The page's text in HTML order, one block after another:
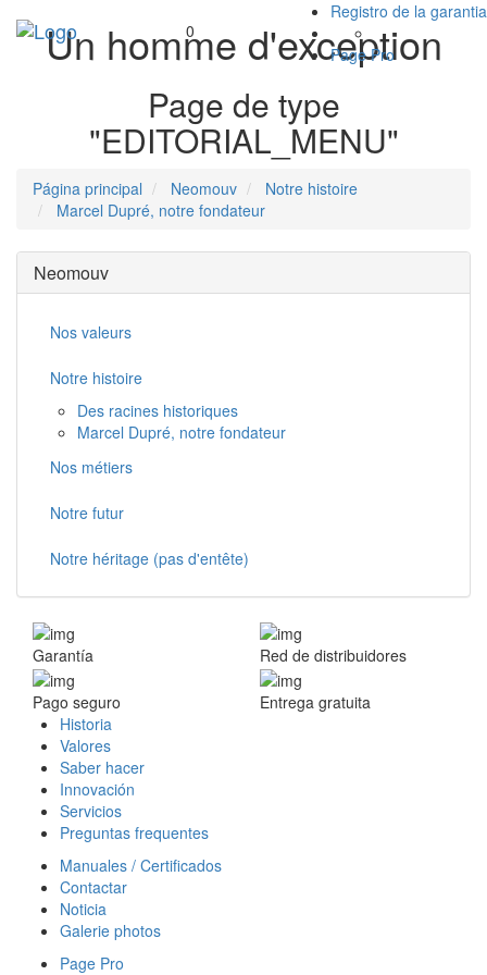
Registro de la garantia
Page Pro
Toggle
navigation
0
Un homme d'exception
Page de type
"EDITORIAL_MENU"
Página principal Neomouv
Notre histoire
Marcel Dupré, notre fondateur
Neomouv
Nos valeurs
Notre histoire
Des racines historiques
Marcel Dupré, notre fondateur
Nos métiers
Notre futur
Notre héritage (pas d'entête)
Garantía Red de distribuidores
Pago seguro
Entrega gratuita
Historia
Valores
Saber hacer
Innovación
Servicios
Preguntas frequentes
Manuales / Certificados
Contactar
Noticia
Galerie photos
Page Pro